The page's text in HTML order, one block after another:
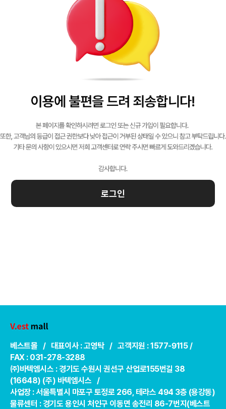
로그인
베스트몰 / 대표이사 : 고영탁 / 고객지원 : 1577-9115 /
FAX : 031-278-3288
㈜바텍엠시스 : 경기도 수원시 권선구 산업로155번길 38
(16648) (주) 바텍엠시스 /
사업장 : 서울특별시 마포구 토정로 266, 테라스 494 3층 (용강동)
물류센터 : 경기도 용인시 처인구 이동면 송전리 86-7번지(베스트